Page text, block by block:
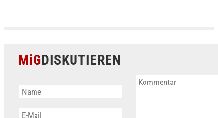
MiGDISKUTIEREN